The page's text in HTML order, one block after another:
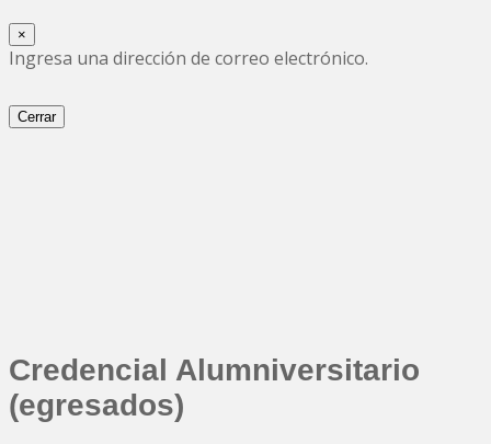
×
Ingresa una dirección de correo electrónico.
Cerrar
Credencial Alumniversitario
(egresados)